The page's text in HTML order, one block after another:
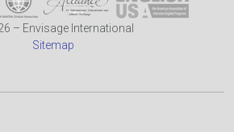
– Envisage International
Sitemap